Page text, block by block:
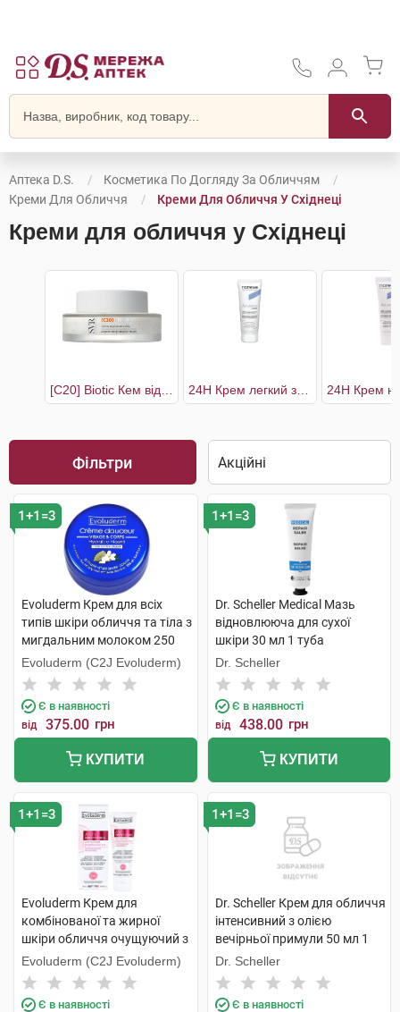
Аптека D.S.
Косметика По Догляду За Обличчям
Креми Для Обличчя
Креми Для Обличчя У Східнеці
Креми для обличчя у Східнеці
Фільтри
1+1=3
Evoluderm Крем для всіх
типів шкіри обличчя та тіла з
мигдальним молоком 250
мл 1 банка
Evoluderm (C2J Evoluderm)
Є в наявності
від 375.00 грн
КУПИТИ
1+1=3
Dr. Scheller Medical Мазь
відновлююча для сухої
шкіри 30 мл 1 туба
Dr. Scheller
Є в наявності
від 438.00 грн
КУПИТИ
1+1=3
Evoluderm Крем для
комбінованої та жирної
шкіри обличчя очущуючий з
екстрактом грейпфруту
проти недолік.шкіри 50 мл 1
туба
Evoluderm (C2J Evoluderm)
Є в наявності
1+1=3
Dr. Scheller Крем для обличчя
інтенсивний з олією
вечірньої примули 50 мл 1
банка
Dr. Scheller
Є в наявності